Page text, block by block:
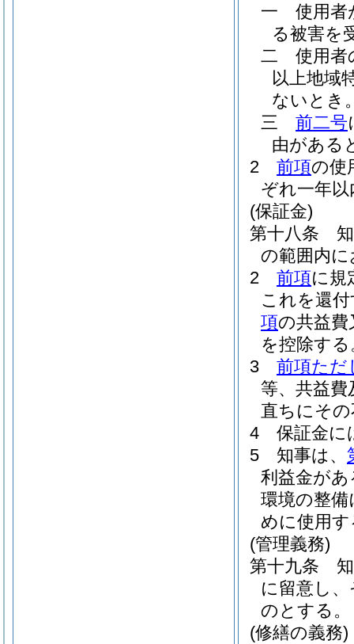
一
使用者
る被害を
二
使用者
以上地域
ないとき
三
前二号
由がある
2
前項の使
ぞれ一年
(保証金)
第十八条
の範囲内
2
前項に規
これを還
項の共益
を控除する
3
前項ただ
等、共益
直ちにそ
4
保証金に
5
知事は、
利益金が
環境の整
めに使用
(管理義務)
第十九条
に留意し
のとする。
(修繕の義務)